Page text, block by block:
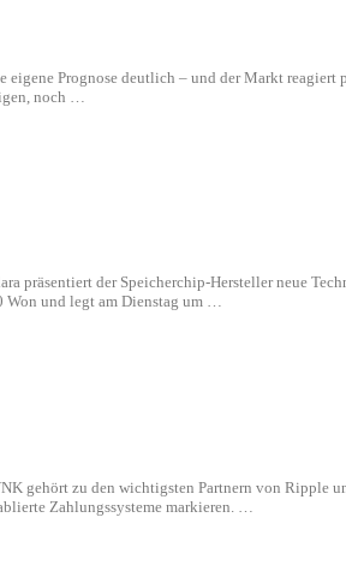
Prognose deutlich – und der Markt
noch …
präsentiert der Speicherchip-Hersteller neue
Won und legt am Dienstag um …
gehört zu den wichtigsten Partnern von
Zahlungssysteme markieren. …